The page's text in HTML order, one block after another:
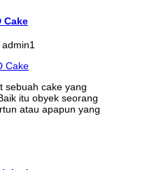
Cake
admin1
cake yang
itu obyek seorang
atau apapun yang